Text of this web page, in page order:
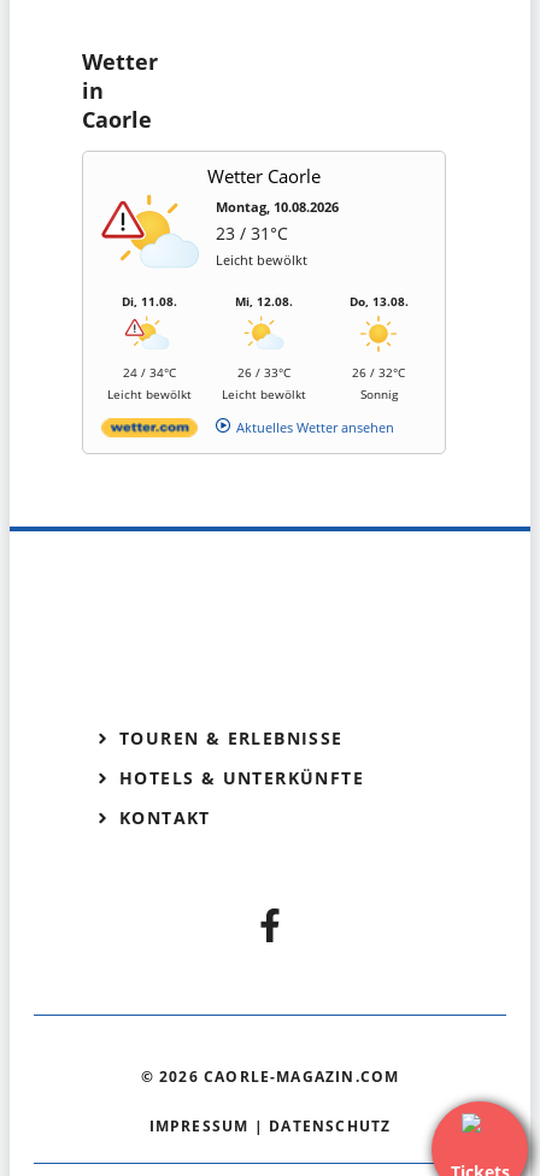
Wetter
in
Caorle
Wetter Caorle
Montag, 10.08.2026
23 / 31°C
Leicht bewölkt
Di, 11.08.
24 / 34°C
Leicht bewölkt
Mi, 12.08.
26 / 33°C
Leicht bewölkt
Do, 13.08.
26 / 32°C
Sonnig
Aktuelles Wetter ansehen
TOUREN & ERLEBNISSE
HOTELS & UNTERKÜNFTE
KONTAKT
© 2026 CAORLE-MAGAZIN.COM
IMPRESSUM | DATENSCHUTZ